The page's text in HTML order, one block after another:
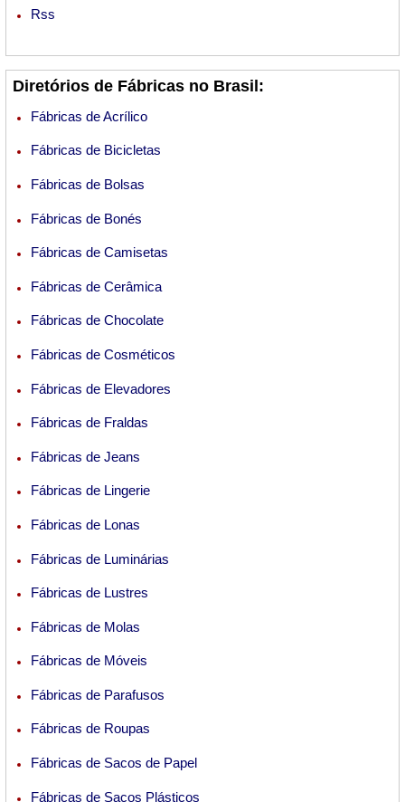
Rss
Diretórios de Fábricas no Brasil:
Fábricas de Acrílico
Fábricas de Bicicletas
Fábricas de Bolsas
Fábricas de Bonés
Fábricas de Camisetas
Fábricas de Cerâmica
Fábricas de Chocolate
Fábricas de Cosméticos
Fábricas de Elevadores
Fábricas de Fraldas
Fábricas de Jeans
Fábricas de Lingerie
Fábricas de Lonas
Fábricas de Luminárias
Fábricas de Lustres
Fábricas de Molas
Fábricas de Móveis
Fábricas de Parafusos
Fábricas de Roupas
Fábricas de Sacos de Papel
Fábricas de Sacos Plásticos